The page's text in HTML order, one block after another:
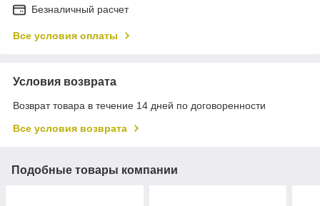
Безналичный расчет
Все условия оплаты
Условия возврата
Возврат товара в течение 14 дней по договоренности
Все условия возврата
Подобные товары компании